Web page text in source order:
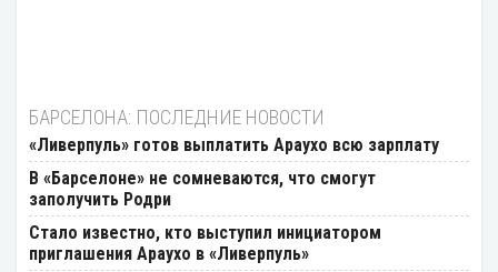
БАРСЕЛОНА: ПОСЛЕДНИЕ НОВОСТИ
«Ливерпуль» готов выплатить Араухо всю зарплату
В «Барселоне» не сомневаются, что смогут
заполучить Родри
Стало известно, кто выступил инициатором
приглашения Араухо в «Ливерпуль»